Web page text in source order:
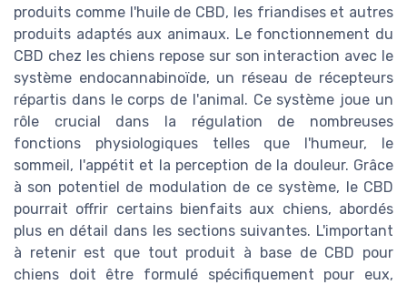
produits comme l'huile de CBD, les friandises et autres
produits adaptés aux animaux. Le fonctionnement du
CBD chez les chiens repose sur son interaction avec le
système endocannabinoïde, un réseau de récepteurs
répartis dans le corps de l'animal. Ce système joue un
rôle crucial dans la régulation de nombreuses
fonctions physiologiques telles que l'humeur, le
sommeil, l'appétit et la perception de la douleur. Grâce
à son potentiel de modulation de ce système, le CBD
pourrait offrir certains bienfaits aux chiens, abordés
plus en détail dans les sections suivantes. L'important
à retenir est que tout produit à base de CBD pour
chiens doit être formulé spécifiquement pour eux,